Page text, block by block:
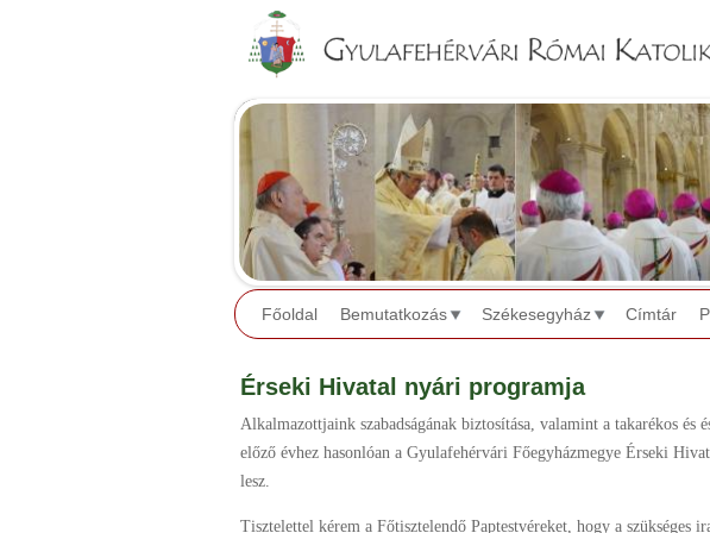
Főoldal Bemutatkozás Székesegyház Címtár
Érseki Hivatal nyári programja
Alkalmazottjaink szabadságának biztosítása, valamint a takarékos és
előző évhez hasonlóan a Gyulafehérvári Főegyházmegye Érseki
lesz.
Tisztelettel kérem a Főtisztelendő Paptestvéreket, hogy a szükséges